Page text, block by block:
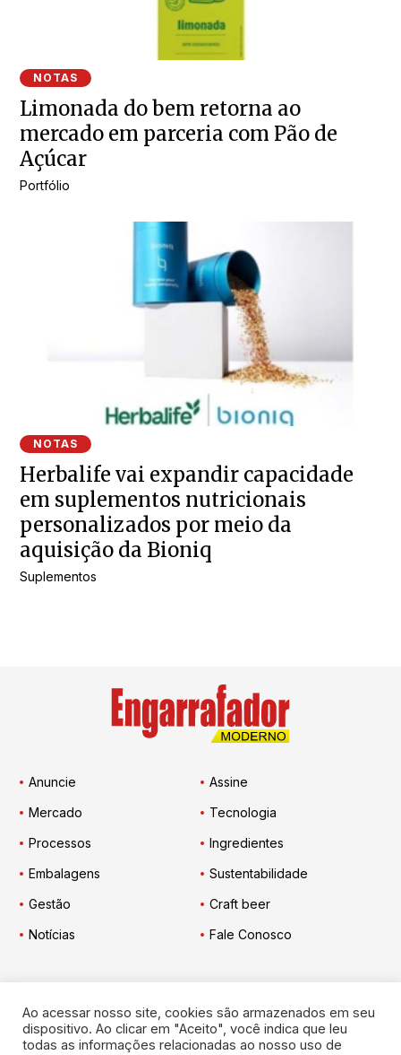
NOTAS
Limonada do bem retorna ao
mercado em parceria com Pão de
Açúcar
Portfólio
NOTAS
Herbalife vai expandir capacidade
em suplementos nutricionais
personalizados por meio da
aquisição da Bioniq
Suplementos
Anuncie
Assine
Mercado
Tecnologia
Processos
Ingredientes
Embalagens
Sustentabilidade
Gestão
Craft beer
Notícias
Fale Conosco
Engarrafador Moderno nas Redes:
Ao acessar nosso site, cookies são armazenados em seu
dispositivo. Ao clicar em "Aceito", você indica que leu
todas as informações relacionadas ao nosso uso de